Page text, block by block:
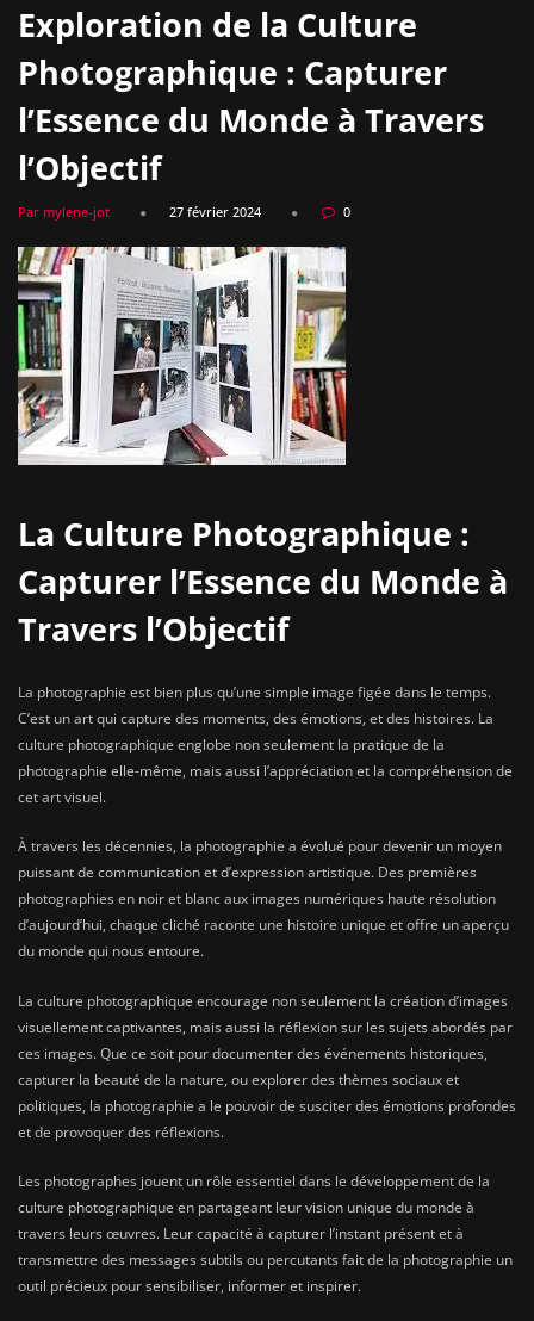
Exploration de la Culture
Photographique : Capturer
l’Essence du Monde à Travers
l’Objectif
Par mylene-jot 27 février 2024 0
La Culture Photographique :
Capturer l’Essence du Monde à
Travers l’Objectif
La photographie est bien plus qu’une simple image figée dans le temps.
C’est un art qui capture des moments, des émotions, et des histoires. La
culture photographique englobe non seulement la pratique de la
photographie elle-même, mais aussi l’appréciation et la compréhension de
cet art visuel.
À travers les décennies, la photographie a évolué pour devenir un moyen
puissant de communication et d’expression artistique. Des premières
photographies en noir et blanc aux images numériques haute résolution
d’aujourd’hui, chaque cliché raconte une histoire unique et offre un aperçu
du monde qui nous entoure.
La culture photographique encourage non seulement la création d’images
visuellement captivantes, mais aussi la réflexion sur les sujets abordés par
ces images. Que ce soit pour documenter des événements historiques,
capturer la beauté de la nature, ou explorer des thèmes sociaux et
politiques, la photographie a le pouvoir de susciter des émotions profondes
et de provoquer des réflexions.
Les photographes jouent un rôle essentiel dans le développement de la
culture photographique en partageant leur vision unique du monde à
travers leurs œuvres. Leur capacité à capturer l’instant présent et à
transmettre des messages subtils ou percutants fait de la photographie un
outil précieux pour sensibiliser, informer et inspirer.